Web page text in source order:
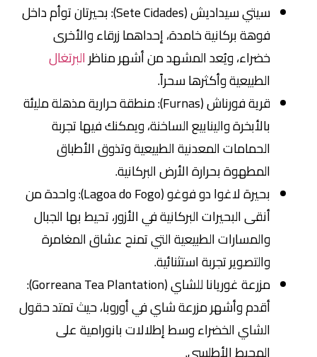
سيتي سيداديش (Sete Cidades): بحيرتان توأم داخل
فوهة بركانية خامدة، إحداهما زرقاء والأخرى
خضراء، ويُعد المشهد من أشهر مناظرالبرتغال
الطبيعية وأكثرها سحراً.
قرية فورناش (Furnas): منطقة حرارية مذهلة مليئة
بالأبخرة والينابيع الساخنة، ويمكنك فيها تجربة
الحمامات المعدنية الطبيعية وتذوق الأطباق
المطهوة بحرارة الأرض البركانية.
بحيرة لاغوا دو فوغو (Lagoa do Fogo): واحدة من
أنقى البحيرات البركانية في الأزور، تحيط بها الجبال
والمسارات الطبيعية التي تمنح عشاق المغامرة
والتصوير تجربة استثنائية.
مزرعة غوريانا للشاي (Gorreana Tea Plantation):
أقدم وأشهر مزرعة شاي في أوروبا، حيث تمتد حقول
الشاي الخضراء وسط إطلالات بانورامية على